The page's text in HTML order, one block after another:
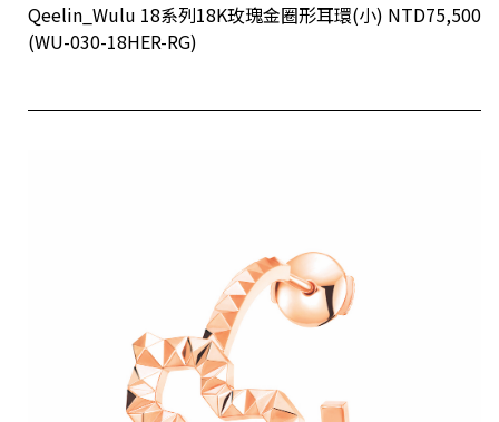
Qeelin_Wulu 18系列18K玫瑰金圈形耳環(小) NTD75,500
(WU-030-18HER-RG)